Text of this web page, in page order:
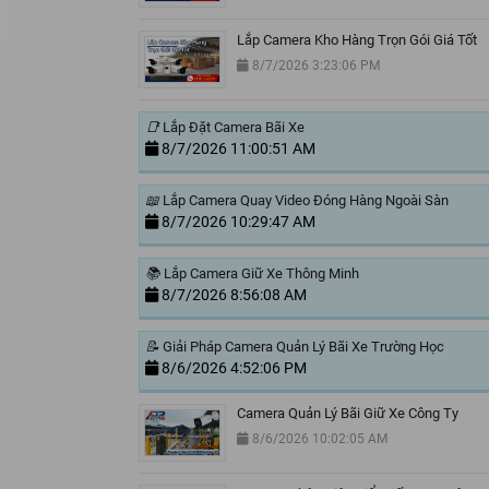
Lắp Camera Kho Hàng Trọn Gói Giá Tốt
8/7/2026 3:23:06 PM
📑 Lắp Đặt Camera Bãi Xe
8/7/2026 11:00:51 AM
📖 Lắp Camera Quay Video Đóng Hàng Ngoài Sàn
8/7/2026 10:29:47 AM
📚 Lắp Camera Giữ Xe Thông Minh
8/7/2026 8:56:08 AM
📝 Giải Pháp Camera Quản Lý Bãi Xe Trường Học
8/6/2026 4:52:06 PM
Camera Quản Lý Bãi Giữ Xe Công Ty
8/6/2026 10:02:05 AM